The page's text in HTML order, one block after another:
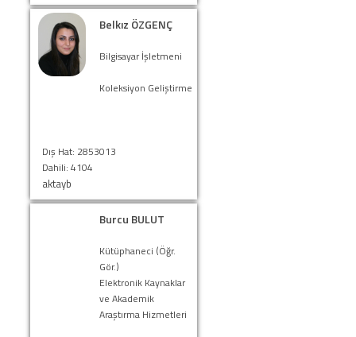
Belkız ÖZGENÇ
Bilgisayar İşletmeni
Koleksiyon Geliştirme
Dış Hat: 2853013
Dahili: 4104
aktayb
Burcu BULUT
Kütüphaneci (Öğr.
Gör.)
Elektronik Kaynaklar
ve Akademik
Araştırma Hizmetleri